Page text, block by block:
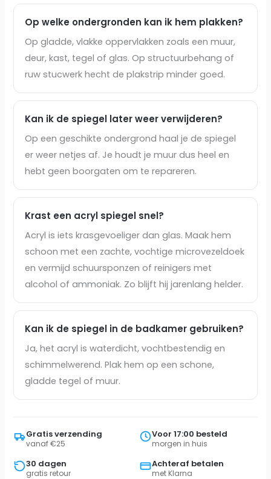
Op welke ondergronden kan ik hem plakken?
Op gladde, vlakke oppervlakken zoals een muur,
deur, kast, tegel of glas. Op structuurbehang of
ruw stucwerk hecht de plakstrip minder goed.
Kan ik de spiegel later weer verwijderen?
Op een geschikte ondergrond haal je de spiegel
er weer netjes af. Je houdt je muur dus heel en
hebt geen boorgaten om te repareren.
Krast een acryl spiegel snel?
Acryl is iets krasgevoeliger dan glas. Maak hem
schoon met een zachte, vochtige microvezeldoek
en vermijd schuursponzen of reinigers met
alcohol of ammoniak. Zo blijft hij jarenlang helder.
Kan ik de spiegel in de badkamer gebruiken?
Ja, het acryl is waterdicht, vochtbestendig en
schimmelwerend. Plak hem op een schone,
gladde tegel of muur.
Gratis verzending
vanaf €25
Voor 17:00 besteld
morgen in huis
30 dagen
gratis retour
Achteraf betalen
met Klarna